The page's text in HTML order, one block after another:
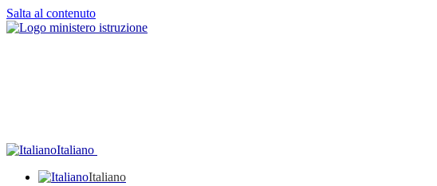
Salta al contenuto
Italiano
Italiano